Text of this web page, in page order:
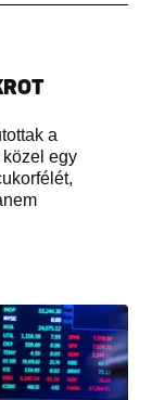
a
közel egy